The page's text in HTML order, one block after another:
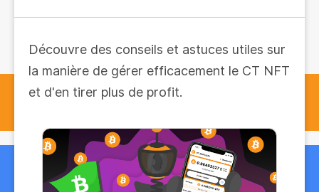
Découvre des conseils et astuces utiles sur
la manière de gérer efficacement le CT NFT
et d'en tirer plus de profit.